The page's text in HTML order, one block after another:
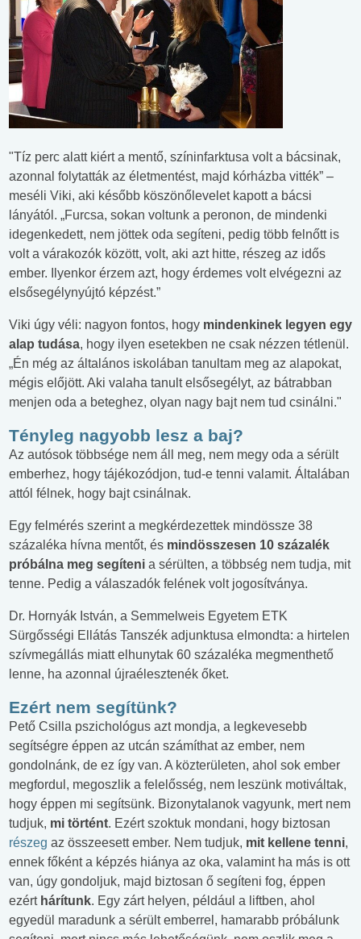
"Tíz perc alatt kiért a mentő, színinfarktusa volt a bácsinak,
azonnal folytatták az életmentést, majd kórházba vitték” –
meséli Viki, aki később köszönőlevelet kapott a bácsi
lányától. „Furcsa, sokan voltunk a peronon, de mindenki
idegenkedett, nem jöttek oda segíteni, pedig több felnőtt is
volt a várakozók között, volt, aki azt hitte, részeg az idős
ember. Ilyenkor érzem azt, hogy érdemes volt elvégezni az
elsősegélynyújtó képzést.”
Viki úgy véli: nagyon fontos, hogy mindenkinek legyen egy
alap tudása, hogy ilyen esetekben ne csak nézzen tétlenül.
„Én még az általános iskolában tanultam meg az alapokat,
mégis előjött. Aki valaha tanult elsősegélyt, az bátrabban
menjen oda a beteghez, olyan nagy bajt nem tud csinálni."
Tényleg nagyobb lesz a baj?
Az autósok többsége nem áll meg, nem megy oda a sérült
emberhez, hogy tájékozódjon, tud-e tenni valamit. Általában
attól félnek, hogy bajt csinálnak.
Egy felmérés szerint a megkérdezettek mindössze 38
százaléka hívna mentőt, és mindösszesen 10 százalék
próbálna meg segíteni a sérülten, a többség nem tudja, mit
tenne. Pedig a válaszadók felének volt jogosítványa.
Dr. Hornyák István, a Semmelweis Egyetem ETK
Sürgősségi Ellátás Tanszék adjunktusa elmondta: a hirtelen
szívmegállás miatt elhunytak 60 százaléka megmenthető
lenne, ha azonnal újraélesztenék őket.
Ezért nem segítünk?
Pető Csilla pszichológus azt mondja, a legkevesebb
segítségre éppen az utcán számíthat az ember, nem
gondolnánk, de ez így van. A közterületen, ahol sok ember
megfordul, megoszlik a felelősség, nem leszünk motiváltak,
hogy éppen mi segítsünk. Bizonytalanok vagyunk, mert nem
tudjuk, mi történt. Ezért szoktuk mondani, hogy biztosan
részeg az összeesett ember. Nem tudjuk, mit kellene tenni,
ennek főként a képzés hiánya az oka, valamint ha más is ott
van, úgy gondoljuk, majd biztosan ő segíteni fog, éppen
ezért hárítunk. Egy zárt helyen, például a liftben, ahol
egyedül maradunk a sérült emberrel, hamarabb próbálunk